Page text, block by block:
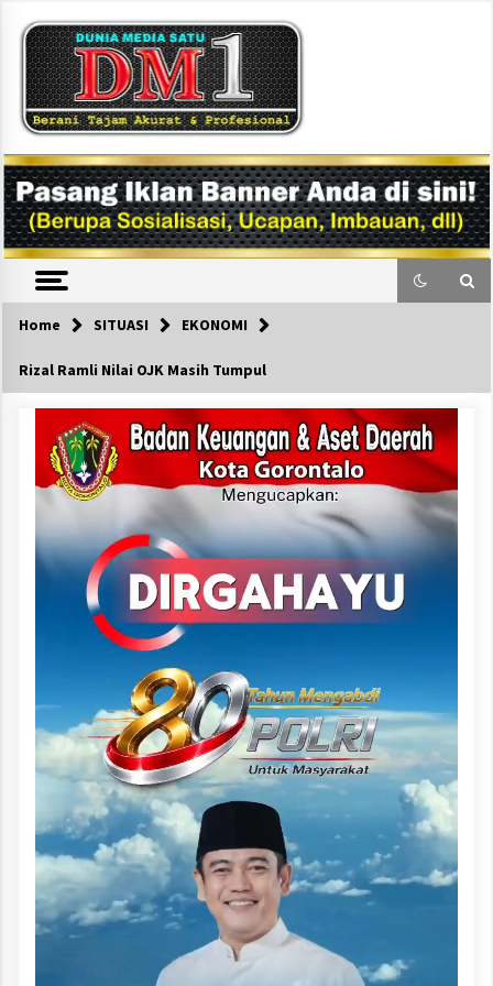
content
DM1
Home SITUASI EKONOMI
Rizal Ramli Nilai OJK Masih Tumpul